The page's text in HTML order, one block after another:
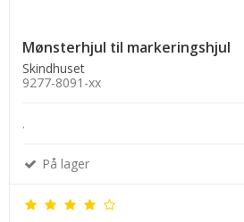
Mønsterhjul til markeringshjul
Skindhuset
9277-8091-xx
.
På lager